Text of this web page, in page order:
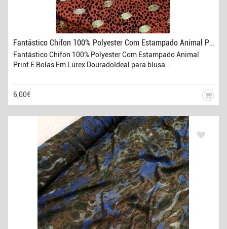
Fantástico Chifon 100% Polyester Com Estampado Animal Print E Bolas Em Lurex Dourado
Fantástico Chifon 100% Polyester Com Estampado Animal
Print E Bolas Em Lurex DouradoIdeal para blusa..
6,00€